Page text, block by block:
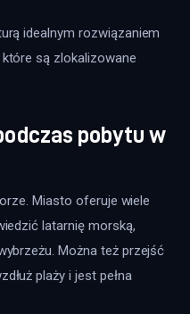
idealnym rozwiązaniem
są zlokalizowane
pobytu w
Miasto oferuje wiele
latarnię morską,
Można też przejść
plaży i jest pełna